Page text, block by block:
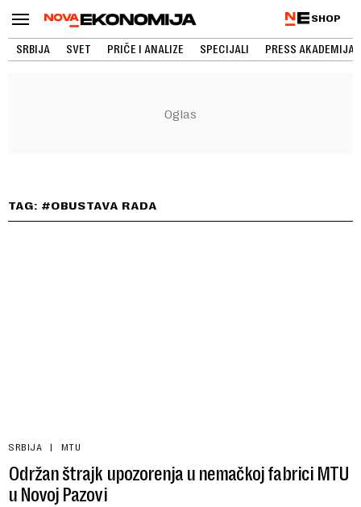
SHOP
SRBIJA SVET PRIČE I ANALIZE SPECIJALI PRESS AKADEMIJA
TAG: #OBUSTAVA RADA
SRBIJA MTU
Održan štrajk upozorenja u nemačkoj fabrici MTU
u Novoj Pazovi